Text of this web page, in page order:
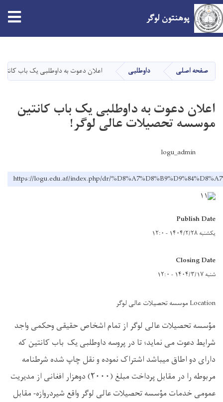
main
content
پوهنتون لوگر
صفحه اصلی داوطلبی اعلان دعوت به داوطلبی یک باب
اعلان دعوت به داوطلبی یک باب کانتین
موسسه تحصیلات عالی لوگر!
logu_admin
https://logu.edu.af/index.php/dr/
Publish Date
یکشنبه ۱۴۰۴/۲/۲۸ - ۱۲:۰
Closing Date
شنبه ۱۴۰۴/۳/۱۷ - ۱۲:۰
Location موسسه تحصیلات عالی لوگر
مؤسسه تحصیلات عالی لوگر از تمام اشخاص حقیقی وحکمی واجد
شرایط دعوت می نماید؛ تا در پروسه داوطلبی یک باب کانتین که
دارای دو اطاق میباشد اشتراک نموده و نقل چاپ شده شرطنامه
مربوطه را در مقابل پرداخت مبلغ (۲۰۰۰) دوهزار افغانی از مدیریت
عمومی خدمات مؤسسه تحصیلات عالی لوگر واقع شیردروازه- مقابل